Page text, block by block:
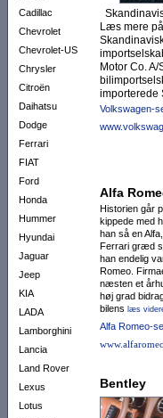
Cadillac
Chevrolet
Chevrolet-US
Chrysler
Citroën
Daihatsu
Dodge
Ferrari
FIAT
Ford
Honda
Hummer
Hyundai
Jaguar
Jeep
KIA
LADA
Lamborghini
Lancia
Land Rover
Lexus
Lotus
Læs mere
Motor Co.
importerede
Volkswagen-
Alfa
Historien går
kippede med
han så en
Ferrari græd
han endelig
Romeo.
næsten et
høj grad
bilens læs
Alfa Romeo-
Bentley